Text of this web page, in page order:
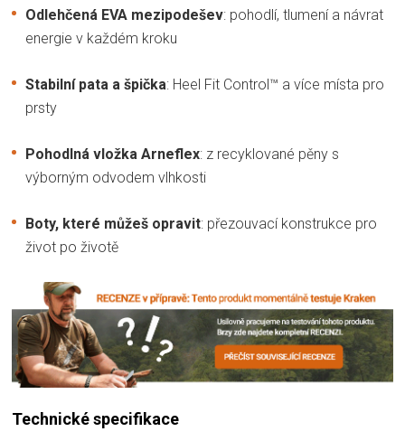
Odlehčená EVA mezipodešev: pohodlí, tlumení a návrat
energie v každém kroku
Stabilní pata a špička: Heel Fit Control™ a více místa pro
prsty
Pohodlná vložka Arneflex: z recyklované pěny s
výborným odvodem vlhkosti
Boty, které můžeš opravit: přezouvací konstrukce pro
život po životě
Technické specifikace